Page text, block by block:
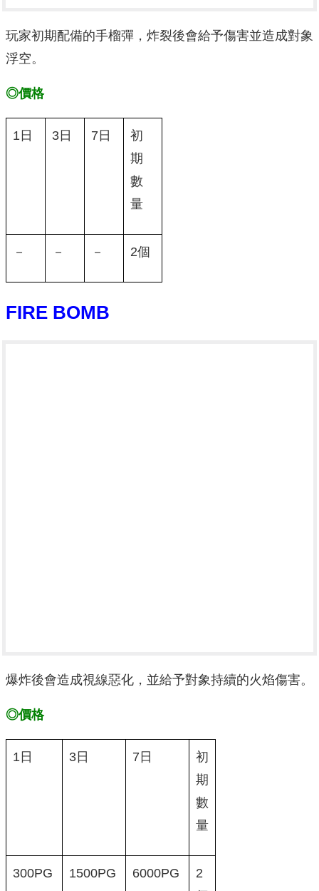
玩家初期配備的手榴彈，炸裂後會給予傷害並造成對象
浮空。
◎價格
1日 3日 7日
初
期
數
量
－ － － 2個
FIRE BOMB
爆炸後會造成視線惡化，並給予對象持續的火焰傷害。
◎價格
1日 3日 7日
初
期
數
量
300PG 1500PG 6000PG
2